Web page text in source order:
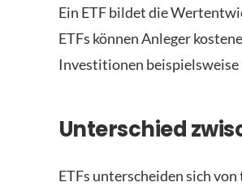
Ein ETF bildet die
ETFs können Anleger
Investitionen
Unterschied
ETFs unterscheiden sich